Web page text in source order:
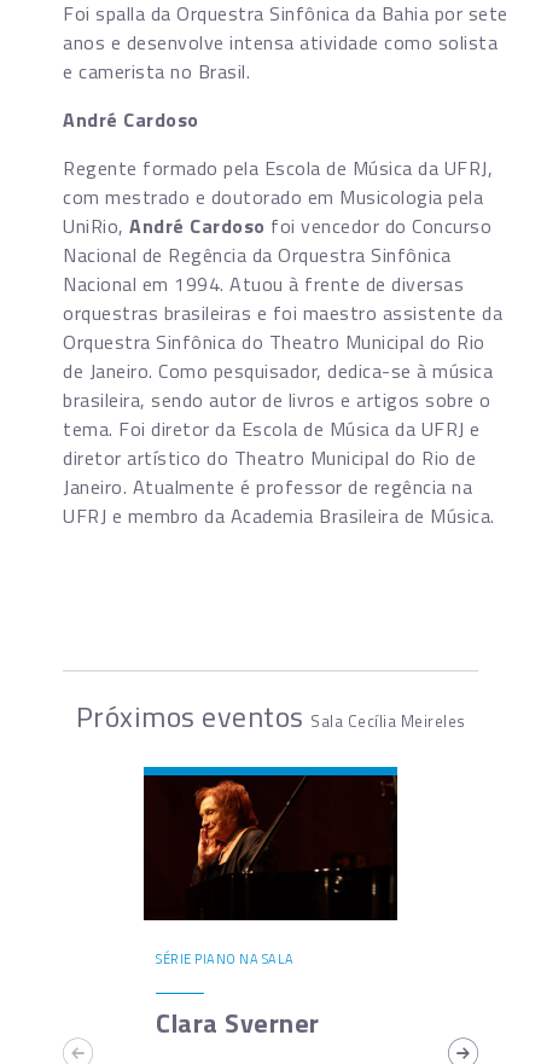
Foi spalla da Orquestra Sinfônica da Bahia por sete
anos e desenvolve intensa atividade como solista
e camerista no Brasil.
André Cardoso
Regente formado pela Escola de Música da UFRJ,
com mestrado e doutorado em Musicologia pela
UniRio, André Cardoso foi vencedor do Concurso
Nacional de Regência da Orquestra Sinfônica
Nacional em 1994. Atuou à frente de diversas
orquestras brasileiras e foi maestro assistente da
Orquestra Sinfônica do Theatro Municipal do Rio
de Janeiro. Como pesquisador, dedica-se à música
brasileira, sendo autor de livros e artigos sobre o
tema. Foi diretor da Escola de Música da UFRJ e
diretor artístico do Theatro Municipal do Rio de
Janeiro. Atualmente é professor de regência na
UFRJ e membro da Academia Brasileira de Música.
Próximos eventos Sala Cecília Meireles
SÉRIE PIANO NA SALA
Clara Sverner